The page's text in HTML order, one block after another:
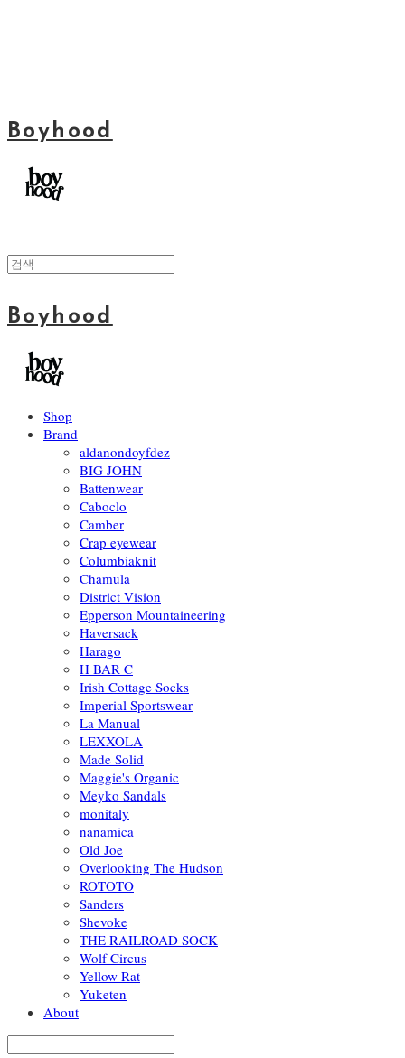
Boyhood
Boyhood
Shop
Brand
aldanondoyfdez
BIG JOHN
Battenwear
Caboclo
Camber
Crap eyewear
Columbiaknit
Chamula
District Vision
Epperson Mountaineering
Haversack
Harago
H BAR C
Irish Cottage Socks
Imperial Sportswear
La Manual
LEXXOLA
Made Solid
Maggie's Organic
Meyko Sandals
monitaly
nanamica
Old Joe
Overlooking The Hudson
ROTOTO
Sanders
Shevoke
THE RAILROAD SOCK
Wolf Circus
Yellow Rat
Yuketen
About